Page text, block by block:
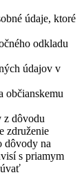
údaje, ktoré
odkladu
údajov v
občianskemu
z dôvodu
združenie
dôvody na
s priamym